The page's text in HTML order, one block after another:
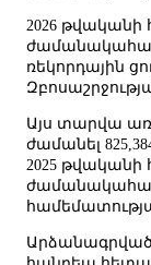
2026 թվականի
ռեկորդային
Այս տարվա
ժամանել
2025
Արձանագրված